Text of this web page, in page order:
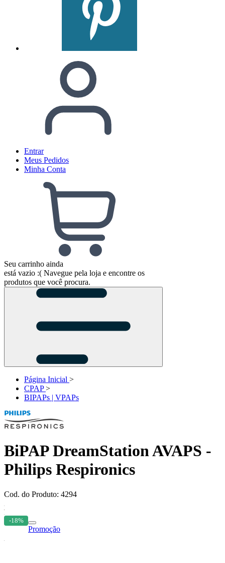
Entrar
Meus Pedidos
Minha Conta
Seu carrinho ainda
está vazio :( Navegue pela loja e encontre os
produtos que você procura.
Página Inicial >
CPAP>
BIPAPs | VPAPs
BiPAP DreamStation AVAPS -
Philips Respironics
Cod. do Produto: 4294
-18%
Promoção